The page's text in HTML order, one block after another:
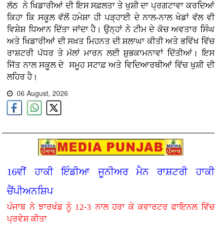
ਲੱਠ ਨੇ ਖਿਡਾਰੀਆਂ ਦੀ ਇਸ ਸਫ਼ਲਤਾ ਤੇ ਖੁਸ਼ੀ ਦਾ ਪ੍ਰਗਟਾਵਾ ਕਰਦਿਆਂ
ਕਿਹਾ ਕਿ ਸਕੂਲ ਵੱਲੋਂ ਹਮੇਸ਼ਾ ਹੀ ਪੜ੍ਹਾਈ ਦੇ ਨਾਲ-ਨਾਲ ਖੇਡਾਂ ਵੱਲ ਵੀ
ਵਿਸ਼ੇਸ਼ ਧਿਆਨ ਦਿੱਤਾ ਜਾਂਦਾ ਹੈ। ਉਨ੍ਹਾਂ ਨੇ ਟੀਮ ਦੇ ਕੋਚ ਅਵਤਾਰ ਸਿੰਘ
ਅਤੇ ਖਿਡਾਰੀਆਂ ਦੀ ਸਖ਼ਤ ਮਿਹਨਤ ਦੀ ਸ਼ਲਾਘਾ ਕੀਤੀ ਅਤੇ ਭਵਿੱਖ ਵਿੱਚ
ਰਾਸ਼ਟਰੀ ਪੱਧਰ ਤੇ ਮੱਲਾਂ ਮਾਰਨ ਲਈ ਸ਼ੁਭਕਾਮਨਾਵਾਂ ਦਿੱਤੀਆਂ। ਇਸ
ਜਿੱਤ ਨਾਲ ਸਕੂਲ ਦੇ ਸਮੂਹ ਸਟਾਫ਼ ਅਤੇ ਵਿਦਿਆਰਥੀਆਂ ਵਿੱਚ ਖੁਸ਼ੀ ਦੀ
ਲਹਿਰ ਹੈ।
06 August, 2026
16ਵੀਂ ਹਾਕੀ ਇੰਡੀਆ ਜੂਨੀਅਰ ਮੈਨ ਰਾਸ਼ਟਰੀ ਹਾਕੀ
ਚੈਂਪੀਅਨਸ਼ਿਪ
ਪੰਜਾਬ ਨੇ ਝਾਰਖੰਡ ਨੂੰ 12-3 ਨਾਲ ਹਰਾ ਕੇ ਕਵਾਰਟਰ ਫਾਇਨਲ ਵਿੱਚ
ਪ੍ਰਵੇਸ਼ ਕੀਤਾ